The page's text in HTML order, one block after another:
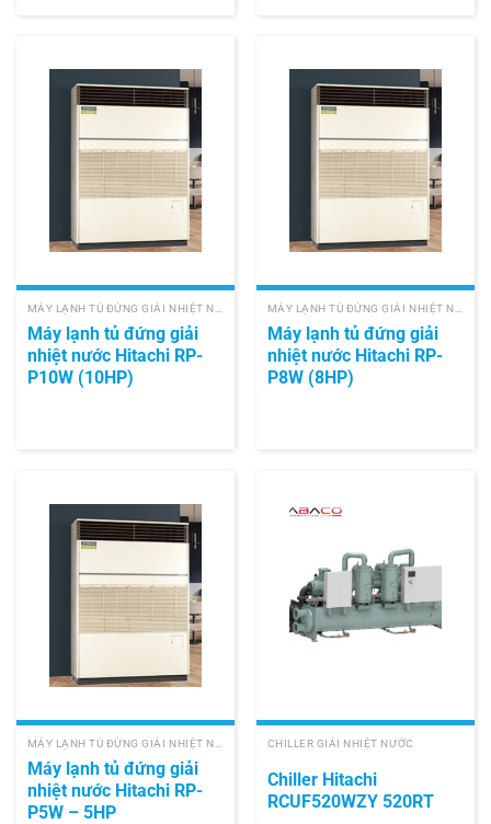
MÁY LẠNH TỦ ĐỨNG GIẢI NHIỆT NƯỚC HITACHI
Máy lạnh tủ đứng giải
nhiệt nước Hitachi RP-
P10W (10HP)
MÁY LẠNH TỦ ĐỨNG GIẢI NHIỆT NƯỚC HITACHI
Máy lạnh tủ đứng giải
nhiệt nước Hitachi RP-
P8W (8HP)
Máy lạnh tủ đứng giải
nhiệt nước Hitachi RP-
P5W – 5HP
CHILLER GIẢI NHIỆT NƯỚC
Chiller Hitachi
RCUF520WZY 520RT